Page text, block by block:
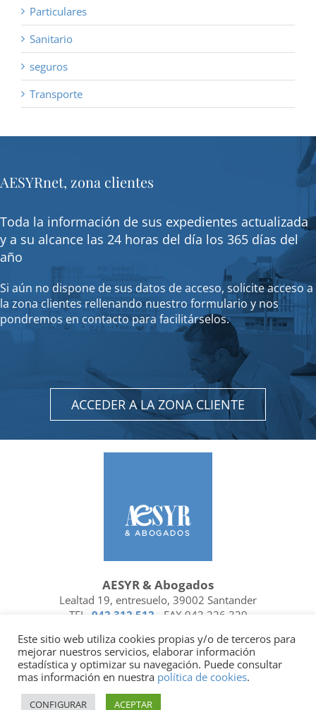
Particulares
Sanitario
seguros
Transporte
AESYRnet, zona clientes
Toda la información de sus expedientes actualizada
y a su alcance las 24 horas del día los 365 días del
año
Si aún no dispone de sus datos de acceso, solicite acceso a
la zona clientes rellenando nuestro formulario y nos
pondremos en contacto para facilitárselos.
ACCEDER A LA ZONA CLIENTE
AESYR & Abogados
Lealtad 19, entresuelo, 39002 Santander
TEL. 942 312 512 - FAX 942 226 329
FacebookLinkedin
Socio de | Miembro de
Este sitio web utiliza cookies propias y/o de terceros para
mejorar nuestros servicios, elaborar información
estadística y optimizar su navegación. Puede consultar
mas información en nuestra política de cookies.
CONFIGURAR ACEPTAR